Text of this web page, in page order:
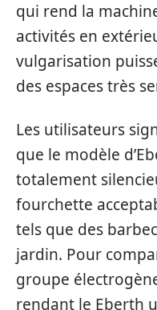
qui rend la
activités en
vulgarisation
des espaces très
Les utilisateurs
que le modèle
totalement
fourchette
tels que des
jardin. Pour
groupe
rendant le Eberth